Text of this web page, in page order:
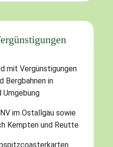
mit Vergünstigungen
Bergbahnen in
Umgebung
im Ostallgäu sowie
Kempten und Reutte